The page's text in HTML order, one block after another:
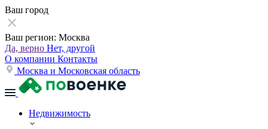
Ваш город
Ваш регион: Москва
Да, верно Нет, другой
О компании Контакты
Москва и Московская область
Недвижимость